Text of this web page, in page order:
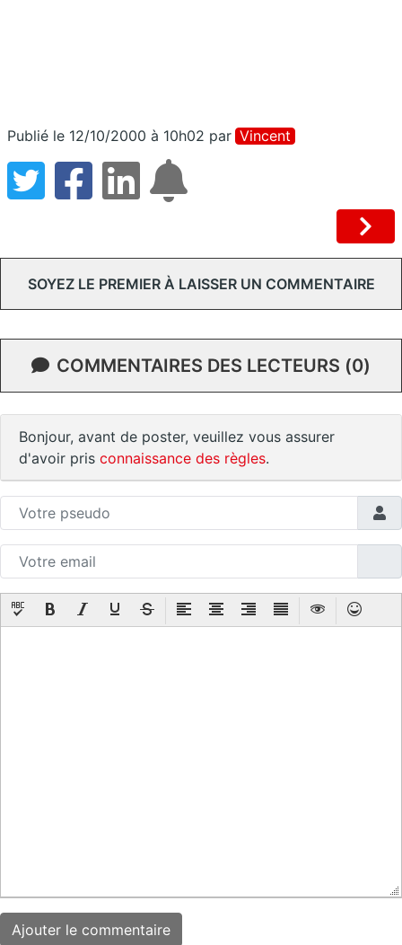
Publié le 12/10/2000 à 10h02 par Vincent
SOYEZ LE PREMIER À LAISSER UN COMMENTAIRE
COMMENTAIRES DES LECTEURS (0)
Bonjour, avant de poster, veuillez vous assurer
d'avoir pris connaissance des règles.